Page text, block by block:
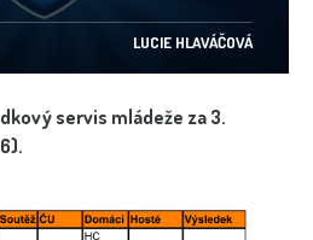
LUCIE HLAVÁČOVÁ
servis mládeže za 3.